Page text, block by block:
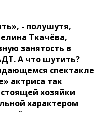
- полушутя,
Ткачёва,
занятость в
А что шутить?
спектакле
актриса так
хозяйки
характером